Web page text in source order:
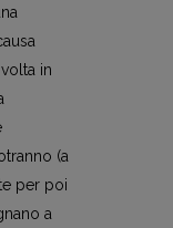
in
(a
per poi
a